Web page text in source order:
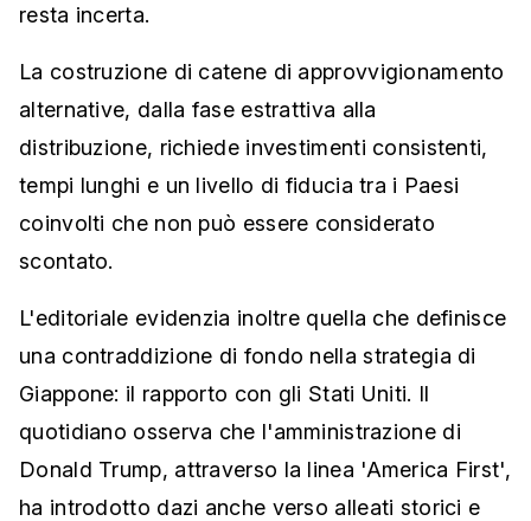
resta incerta.
La costruzione di catene di approvvigionamento
alternative, dalla fase estrattiva alla
distribuzione, richiede investimenti consistenti,
tempi lunghi e un livello di fiducia tra i Paesi
coinvolti che non può essere considerato
scontato.
L'editoriale evidenzia inoltre quella che definisce
una contraddizione di fondo nella strategia di
Giappone: il rapporto con gli Stati Uniti. Il
quotidiano osserva che l'amministrazione di
Donald Trump, attraverso la linea 'America First',
ha introdotto dazi anche verso alleati storici e